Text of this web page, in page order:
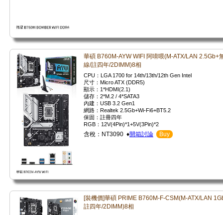
華碩 B760M-AYW WIFI 阿唷喂(M-ATX/LAN 2.5Gb+
線/註四年/2DIMM)8相
CPU：LGA 1700 for 14th/13th/12th Gen Intel
尺寸：Micro ATX (DDR5)
顯示：1*HDMI(2.1)
儲存：2*M.2 / 4*SATA3
內建：USB 3.2 Gen1
網路：Realtek 2.5Gb+Wi-Fi6+BT5.2
保固：註冊四年
RGB：12V(4Pin)*1+5V(3Pin)*2
含稅：NT3090 ♦開箱討論 Buy
[裝機價]華碩 PRIME B760M-F-CSM(M-ATX/LAN
註四年/2DIMM)8相